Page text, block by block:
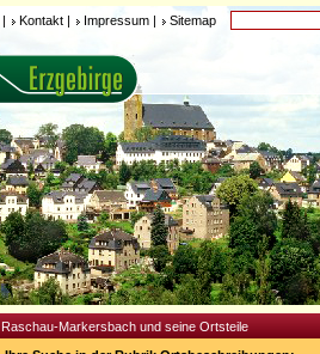
| Kontakt | Impressum | Sitemap
Raschau-Markersbach und seine Ortsteile